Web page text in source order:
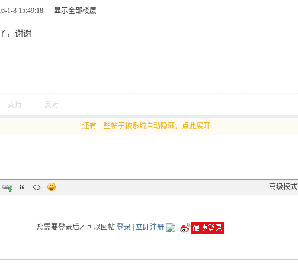
1-8 15:49:18 显示全部楼层
，谢谢
支持 反对
还有一些帖子被系统自动隐藏，点此展开
高级模式
您需要登录后才可以回帖 登录| 立即注册